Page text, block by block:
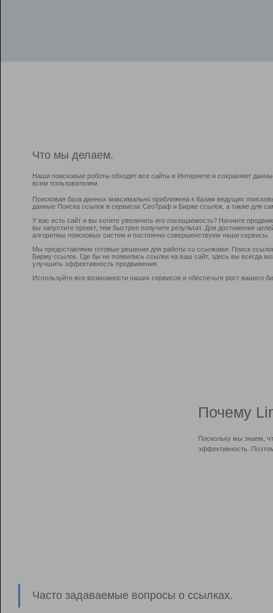
Что мы делаем.
Наши поисковые роботы обходят все сайты в Интернете и сохраняют
всем пользователям.
Поисковая база данных максимально приближена к базам ведущих
данные Поиска ссылок в сервисах СеоТраф и Бирже ссылок, а также для
У вас есть сайт и вы хотите увеличить его посещаемость? Начните
вы запустите проект, тем быстрее получите результат. Для достижения
алгоритмы поисковых систем и постоянно совершенствуем наши сервисы.
Мы предоставляем готовые решения для работы со ссылками: Поиск
Биржу ссылок. Где бы не появились ссылки на ваш сайт, здесь вы всегда
улучшить эффективность продвижения.
Используйте все возможности наших сервисов и обеспечьте рост вашего
Почему
Поскольку мы знаем,
эффективность.
Часто задаваемые вопросы о ссылках.